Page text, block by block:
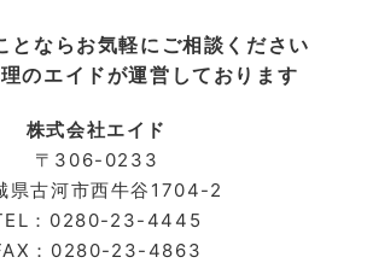
とならお気軽にご相談ください
のエイドが運営しております
株式会社エイド
〒306-0233
県古河市⻄牛谷1704-2
：0280-23-4445
：0280-23-4863